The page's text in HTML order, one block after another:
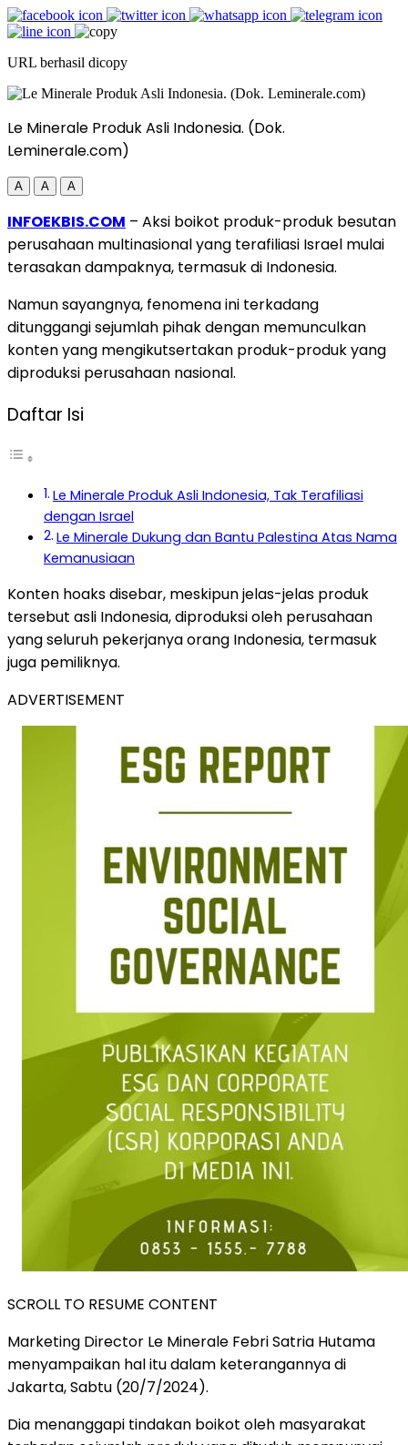
URL berhasil dicopy
Le Minerale Produk Asli Indonesia. (Dok.
Leminerale.com)
A A A
INFOEKBIS.COM – Aksi boikot produk-produk besutan
perusahaan multinasional yang terafiliasi Israel mulai
terasakan dampaknya, termasuk di Indonesia.
Namun sayangnya, fenomena ini terkadang
ditunggangi sejumlah pihak dengan memunculkan
konten yang mengikutsertakan produk-produk yang
diproduksi perusahaan nasional.
Daftar Isi
Le Minerale Produk Asli Indonesia, Tak Terafiliasi
dengan Israel
Le Minerale Dukung dan Bantu Palestina Atas Nama
Kemanusiaan
Konten hoaks disebar, meskipun jelas-jelas produk
tersebut asli Indonesia, diproduksi oleh perusahaan
yang seluruh pekerjanya orang Indonesia, termasuk
juga pemiliknya.
ADVERTISEMENT
SCROLL TO RESUME CONTENT
Marketing Director Le Minerale Febri Satria Hutama
menyampaikan hal itu dalam keterangannya di
Jakarta, Sabtu (20/7/2024).
Dia menanggapi tindakan boikot oleh masyarakat